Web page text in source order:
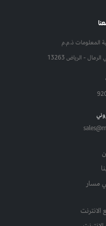
المعلومات ذ.م.م
مسار